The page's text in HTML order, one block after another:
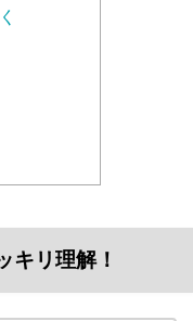
キリ理解！